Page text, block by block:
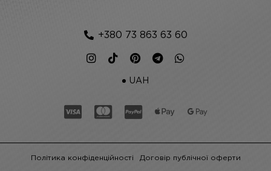
+380 73 863 63 60
UAH
Політика конфіденційності Договір публічної оферти